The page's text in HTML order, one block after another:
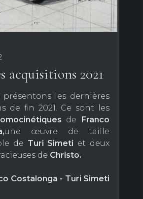
acquisitions 2021
présentons les dernières
de fin 2021. Ce sont les
de
Franco
une œuvre de taille
de Turi Simeti et deux
de Christo.
Costalonga - Turi Simeti